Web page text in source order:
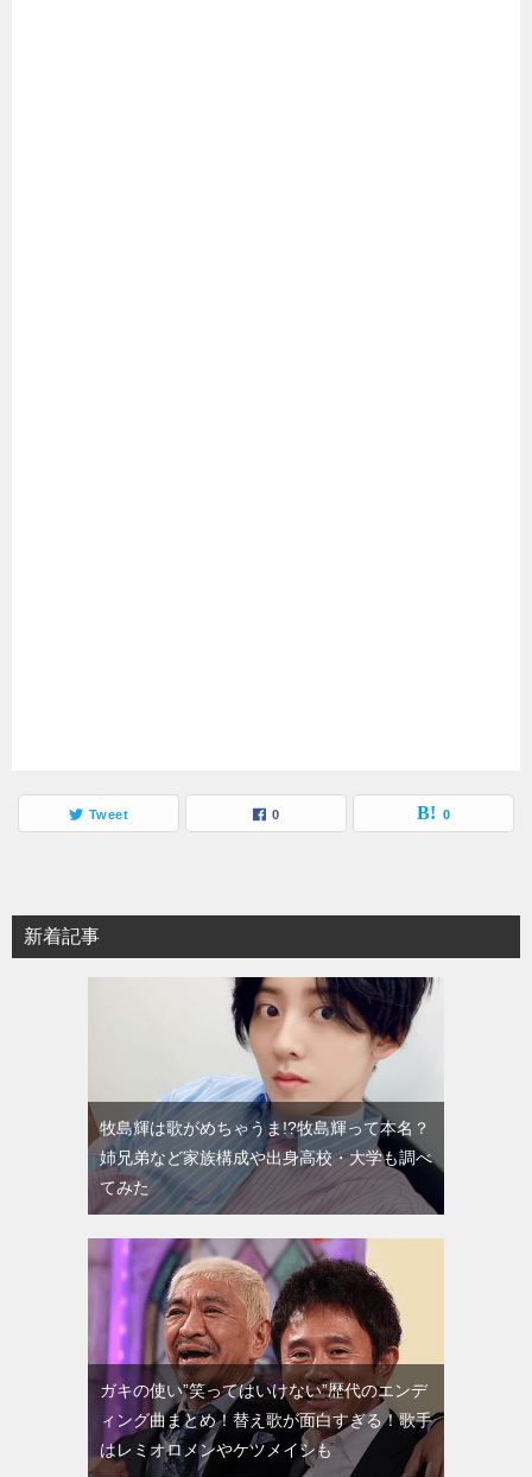
Tweet 0 0
新着記事
牧島輝は歌がめちゃうま!?牧島輝って本名？
姉兄弟など家族構成や出身高校・大学も調べ
てみた
ガキの使い”笑ってはいけない”歴代のエンデ
ィング曲まとめ！替え歌が面白すぎる！歌手
はレミオロメンやケツメイシも